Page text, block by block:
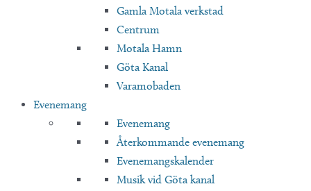
Gamla Motala verkstad
Centrum
Motala Hamn
Göta Kanal
Varamobaden
Evenemang
Evenemang
Återkommande evenemang
Evenemangskalender
Musik vid Göta kanal